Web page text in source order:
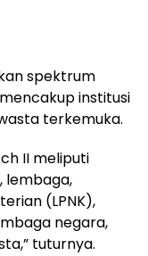
spektrum
institusi
terkemuka.
II meliputi
lembaga,
(LPNK),
negara,
tuturnya.